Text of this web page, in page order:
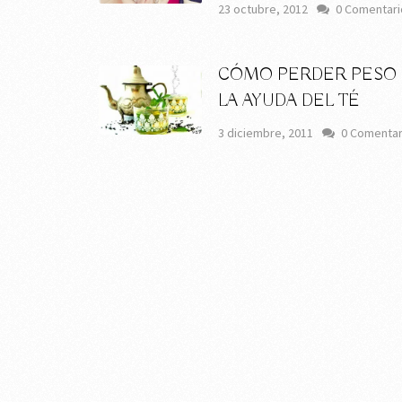
23 octubre, 2012 0
CÓMO PERDER
LA AYUDA DEL TÉ
3 diciembre, 2011 0